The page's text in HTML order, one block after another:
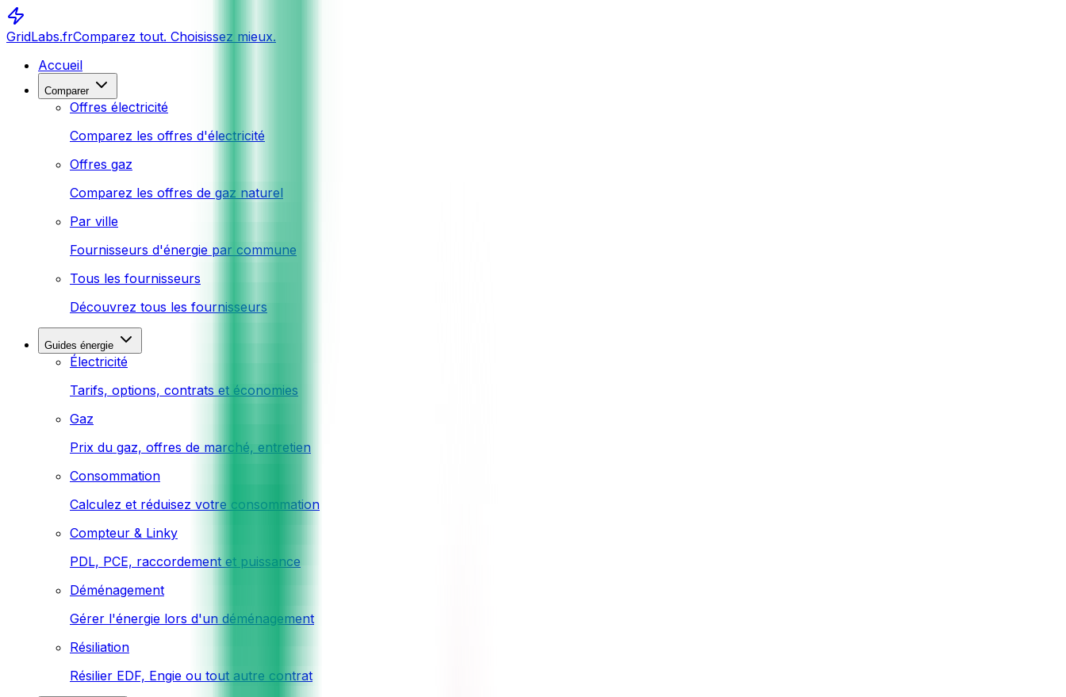
GridLabs.frComparez tout. Choisissez mieux.
Accueil
Comparer
Offres électricité
Comparez les offres d'électricité
Offres gaz
Comparez les offres de gaz naturel
Par ville
Fournisseurs d'énergie par commune
Tous les fournisseurs
Découvrez tous les fournisseurs
Guides énergie
Électricité
Tarifs, options, contrats et économies
Gaz
Prix du gaz, offres de marché, entretien
Consommation
Calculez et réduisez votre consommation
Compteur & Linky
PDL, PCE, raccordement et puissance
Déménagement
Gérer l'énergie lors d'un déménagement
Résiliation
Résilier EDF, Engie ou tout autre contrat